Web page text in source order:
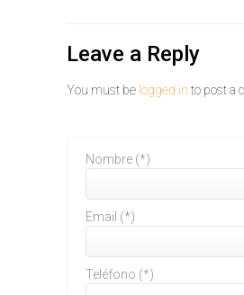
Leave a Reply
You must be logged in to post a
Nombre (*)
Email (*)
Teléfono (*)